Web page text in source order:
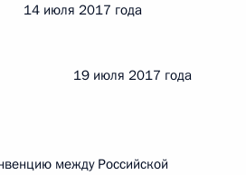
2017 года
июля 2017 года
между Российской